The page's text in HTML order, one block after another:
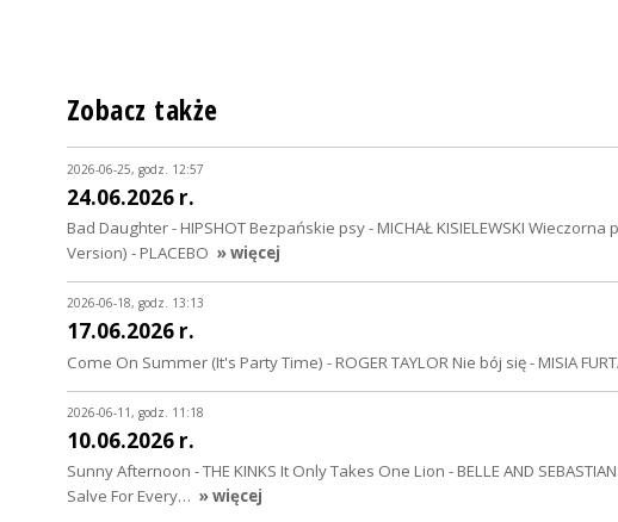
Zobacz także
2026-06-25, godz. 12:57
24.06.2026 r.
Bad Daughter - HIPSHOT Bezpańskie psy - MICHAŁ KISIELEWSKI
Version) - PLACEBO » więcej
2026-06-18, godz. 13:13
17.06.2026 r.
Come On Summer (It's Party Time) - ROGER TAYLOR Nie bój się - MISIA
2026-06-11, godz. 11:18
10.06.2026 r.
Sunny Afternoon - THE KINKS It Only Takes One Lion - BELLE AND
Salve For Every… » więcej